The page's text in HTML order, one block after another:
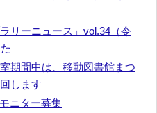
リーニュース」vol.34（令
期間中は、移動図書館まつ
します
ニター募集